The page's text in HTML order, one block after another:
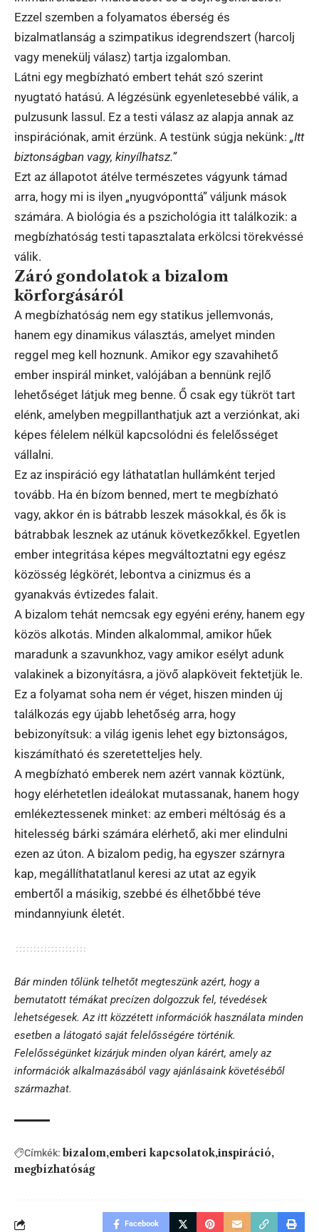
Ezzel szemben a folyamatos éberség és
bizalmatlanság a szimpatikus idegrendszert (harcolj
vagy menekülj válasz) tartja izgalomban.
Látni egy megbízható embert tehát szó szerint
nyugtató hatású. A légzésünk egyenletesebbé válik, a
pulzusunk lassul. Ez a testi válasz az alapja annak az
inspirációnak, amit érzünk. A testünk súgja nekünk: „Itt
biztonságban vagy, kinyílhatsz.”
Ezt az állapotot átélve természetes vágyunk támad
arra, hogy mi is ilyen „nyugvóponttá” váljunk mások
számára. A biológia és a pszichológia itt találkozik: a
megbízhatóság testi tapasztalata erkölcsi törekvéssé
válik.
Záró gondolatok a bizalom
körforgásáról
A megbízhatóság nem egy statikus jellemvonás,
hanem egy dinamikus választás, amelyet minden
reggel meg kell hoznunk. Amikor egy szavahihető
ember inspirál minket, valójában a bennünk rejlő
lehetőséget látjuk meg benne. Ő csak egy tükröt tart
elénk, amelyben megpillanthatjuk azt a verziónkat, aki
képes félelem nélkül kapcsolódni és felelősséget
vállalni.
Ez az inspiráció egy láthatatlan hullámként terjed
tovább. Ha én bízom benned, mert te megbízható
vagy, akkor én is bátrabb leszek másokkal, és ők is
bátrabbak lesznek az utánuk következőkkel. Egyetlen
ember integritása képes megváltoztatni egy egész
közösség légkörét, lebontva a cinizmus és a
gyanakvás évtizedes falait.
A bizalom tehát nemcsak egy egyéni erény, hanem egy
közös alkotás. Minden alkalommal, amikor hűek
maradunk a szavunkhoz, vagy amikor esélyt adunk
valakinek a bizonyításra, a jövő alapköveit fektetjük le.
Ez a folyamat soha nem ér véget, hiszen minden új
találkozás egy újabb lehetőség arra, hogy
bebizonyítsuk: a világ igenis lehet egy biztonságos,
kiszámítható és szeretetteljes hely.
A megbízható emberek nem azért vannak köztünk,
hogy elérhetetlen ideálokat mutassanak, hanem hogy
emlékeztessenek minket: az emberi méltóság és a
hitelesség bárki számára elérhető, aki mer elindulni
ezen az úton. A bizalom pedig, ha egyszer szárnyra
kap, megállíthatatlanul keresi az utat az egyik
embertől a másikig, szebbé és élhetőbbé téve
mindannyiunk életét.
Bár minden tőlünk telhetőt megteszünk azért, hogy a
bemutatott témákat precízen dolgozzuk fel, tévedések
lehetségesek. Az itt közzétett információk használata minden
esetben a látogató saját felelősségére történik.
Felelősségünket kizárjuk minden olyan kárért, amely az
információk alkalmazásából vagy ajánlásaink követéséből
származhat.
Címkék: bizalom emberi kapcsolatok inspiráció
megbízhatóság
Facebook